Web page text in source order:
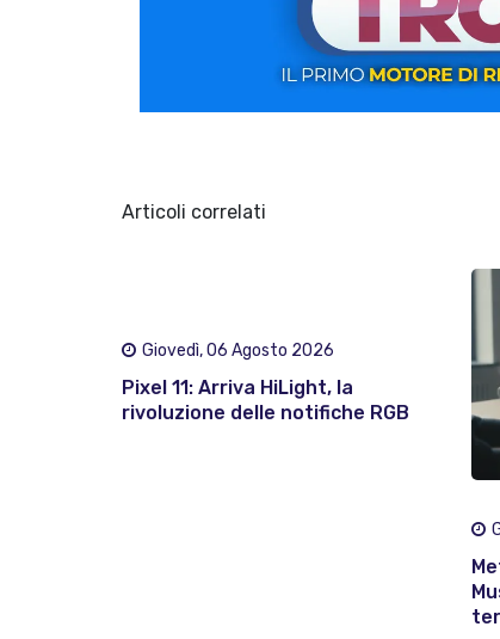
Articoli correlati
Giovedì, 06 Agosto 2026
Pixel 11: Arriva HiLight, la
rivoluzione delle notifiche RGB